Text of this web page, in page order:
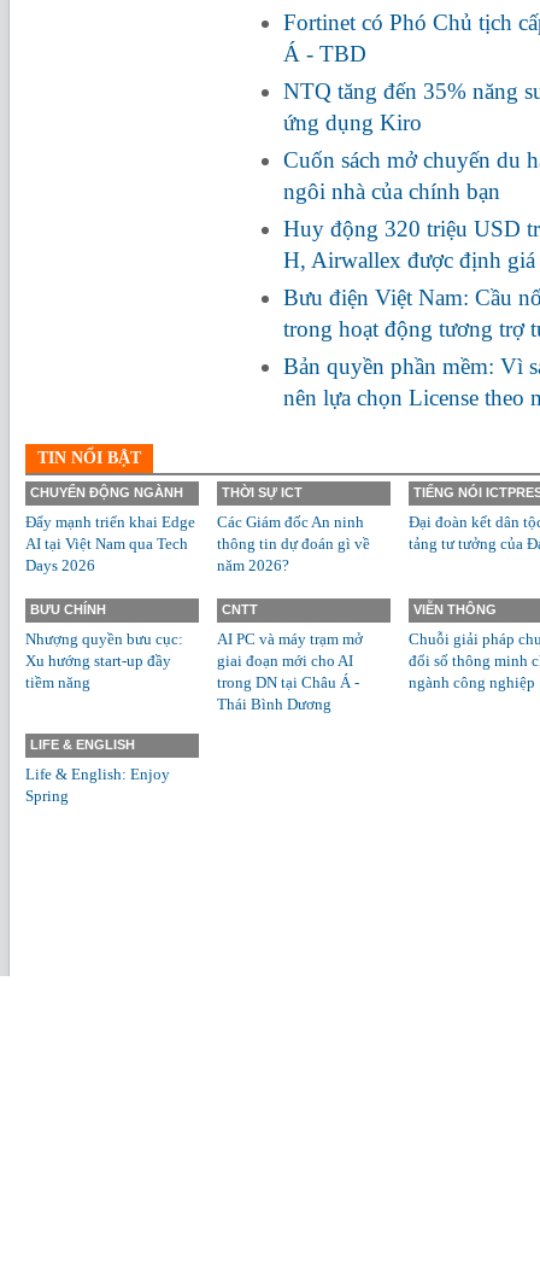
Fortinet có Phó Chủ tịch
Á - TBD
NTQ tăng đến 35% năng
ứng dụng Kiro
Cuốn sách mở chuyến du
ngôi nhà của chính bạn
Huy động 320 triệu USD
H, Airwallex được định
Bưu điện Việt Nam: Cầu
trong hoạt động tương trợ
Bản quyền phần mềm: Vì
nên lựa chọn License theo
TIN NỔI BẬT
CHUYỂN ĐỘNG NGÀNH
Đẩy mạnh triển khai Edge
AI tại Việt Nam qua Tech
Days 2026
THỜI SỰ ICT
Các Giám đốc An ninh
thông tin dự đoán gì về
năm 2026?
TIẾNG NÓI
Đại đoàn kết dân
tảng tư tưởng của
BƯU CHÍNH
Nhượng quyền bưu cục:
Xu hướng start-up đầy
tiềm năng
CNTT
AI PC và máy trạm mở
giai đoạn mới cho AI
trong DN tại Châu Á -
Thái Bình Dương
VIỄN THÔNG
Chuỗi giải pháp
đổi số thông minh
ngành công nghiệp
LIFE & ENGLISH
Life & English: Enjoy
Spring